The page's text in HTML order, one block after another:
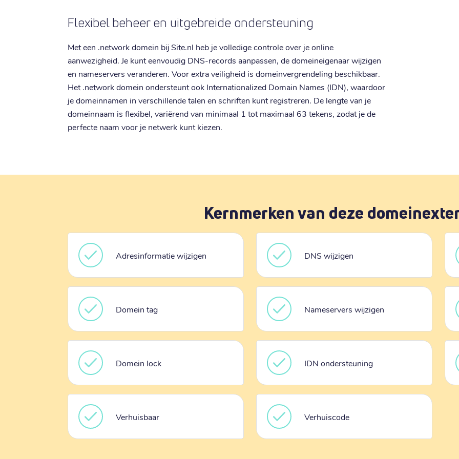
Flexibel beheer en uitgebreide ondersteuning
Met een .network domein bij Site.nl heb je volledige controle over je online
aanwezigheid. Je kunt eenvoudig DNS-records aanpassen, de domeineigenaar wijzigen
en nameservers veranderen. Voor extra veiligheid is domeinvergrendeling beschikbaar.
Het .network domein ondersteunt ook Internationalized Domain Names (IDN), waardoor
je domeinnamen in verschillende talen en schriften kunt registreren. De lengte van je
domeinnaam is flexibel, variërend van minimaal 1 tot maximaal 63 tekens, zodat je de
perfecte naam voor je netwerk kunt kiezen.
Kernmerken van deze
Adresinformatie wijzigen DNS wijzigen
Domein tag Nameservers wijzigen
Domein lock IDN ondersteuning
Verhuisbaar Verhuiscode